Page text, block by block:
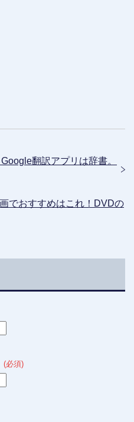
翻訳アプリは辞書。
でおすすめはこれ！DVDの
(必須)